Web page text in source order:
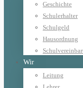
Geschichte
Schulerhalter
Schulgeld
Hausordnung
Wir
Leitung